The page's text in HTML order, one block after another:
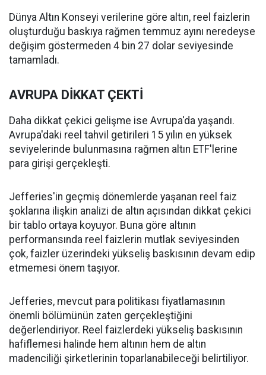
Dünya Altın Konseyi verilerine göre altın, reel faizlerin
oluşturduğu baskıya rağmen temmuz ayını neredeyse
değişim göstermeden 4 bin 27 dolar seviyesinde
tamamladı.
AVRUPA DİKKAT ÇEKTİ
Daha dikkat çekici gelişme ise Avrupa'da yaşandı.
Avrupa'daki reel tahvil getirileri 15 yılın en yüksek
seviyelerinde bulunmasına rağmen altın ETF'lerine
para girişi gerçekleşti.
Jefferies'in geçmiş dönemlerde yaşanan reel faiz
şoklarına ilişkin analizi de altın açısından dikkat çekici
bir tablo ortaya koyuyor. Buna göre altının
performansında reel faizlerin mutlak seviyesinden
çok, faizler üzerindeki yükseliş baskısının devam edip
etmemesi önem taşıyor.
Jefferies, mevcut para politikası fiyatlamasının
önemli bölümünün zaten gerçekleştiğini
değerlendiriyor. Reel faizlerdeki yükseliş baskısının
hafiflemesi halinde hem altının hem de altın
madenciliği şirketlerinin toparlanabileceği belirtiliyor.